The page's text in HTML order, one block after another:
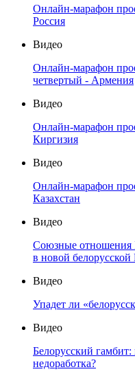
Онлайн-марафон
Россия
Видео
Онлайн-марафон
четвертый - Армения
Видео
Онлайн-марафон
Киргизия
Видео
Онлайн-марафон
Казахстан
Видео
Союзные отношения
в новой
Видео
Упадет ли
Видео
Белорусский
недоработка?